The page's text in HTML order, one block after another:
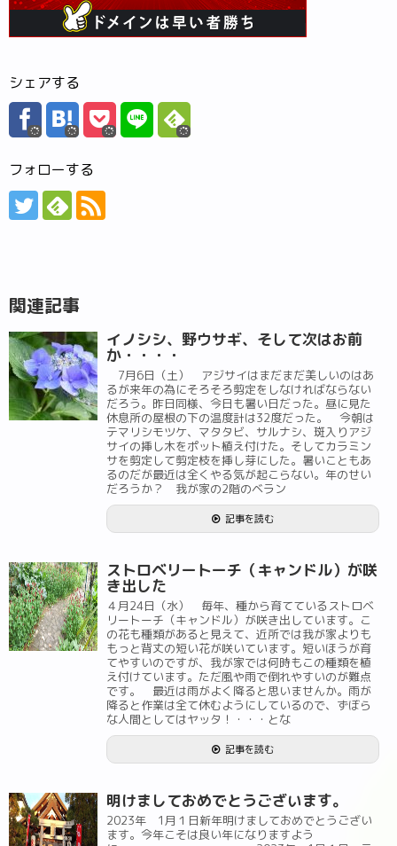
シェアする
フォローする
関連記事
イノシシ、野ウサギ、そして次はお前
か・・・・
7月6日（土） アジサイはまだまだ美しいのはあ
るが来年の為にそろそろ剪定をしなければならない
だろう。昨日同様、今日も暑い日だった。昼に見た
休息所の屋根の下の温度計は32度だった。 今朝は
テマリシモツケ、マタタビ、サルナシ、斑入りアジ
サイの挿し木をポット植え付けた。そしてカラミン
サを剪定して剪定枝を挿し芽にした。暑いこともあ
るのだが最近は全くやる気が起こらない。年のせい
だろうか？ 我が家の2階のベラン
記事を読む
ストロベリートーチ（キャンドル）が咲
き出した
４月24日（水） 毎年、種から育てているストロベ
リートーチ（キャンドル）が咲き出しています。こ
の花も種類があると見えて、近所では我が家よりも
もっと背丈の短い花が咲いています。短いほうが育
てやすいのですが、我が家では何時もこの種類を植
え付けています。ただ風や雨で倒れやすいのが難点
です。 最近は雨がよく降ると思いませんか。雨が
降ると作業は全て休むようにしているので、ずぼら
な人間としてはヤッタ！・・・とな
記事を読む
明けましておめでとうございます。
2023年 1月１日新年明けましておめでとうござい
ます。今年こそは良い年になりますよう